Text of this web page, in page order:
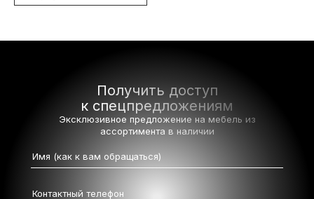
Получить доступ
к спецпредложениям
Эксклюзивное предложение на мебель из
ассортимента в наличии